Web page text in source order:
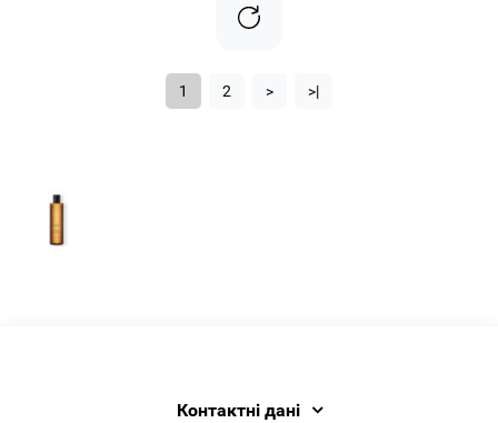
1 2 > >|
Контактні дані